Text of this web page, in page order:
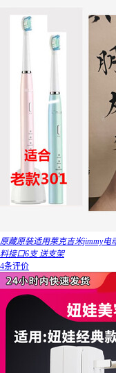
原藏原装适用莱克吉米jimmy电
料接口6支 送支架
4条评价